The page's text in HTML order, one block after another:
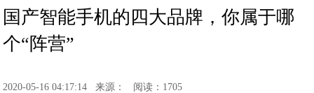
国产智能手机的四大品牌，你属于哪
个“阵营”
2020-05-16 04:17:14 来源： 阅读：1705